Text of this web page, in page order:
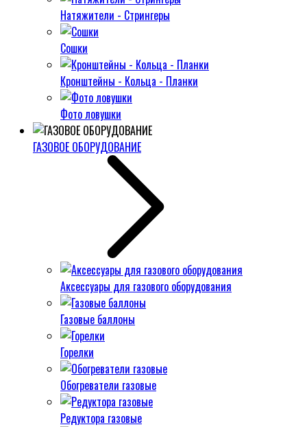
Натяжители - Стрингеры
Сошки
Кронштейны - Кольца - Планки
Фото ловушки
ГАЗОВОЕ ОБОРУДОВАНИЕ
Аксессуары для газового оборудования
Газовые баллоны
Горелки
Обогреватели газовые
Редуктора газовые